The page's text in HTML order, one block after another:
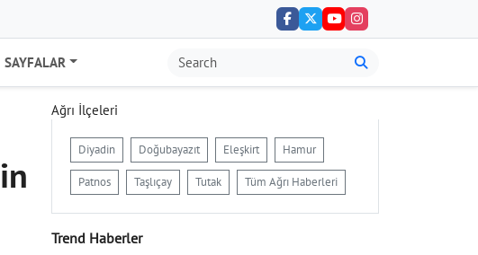
SAYFALAR
Ağrı İlçeleri
Diyadin Doğubayazıt Eleşkirt Hamur
Patnos Taşlıçay Tutak Tüm Ağrı Haberleri
Trend Haberler